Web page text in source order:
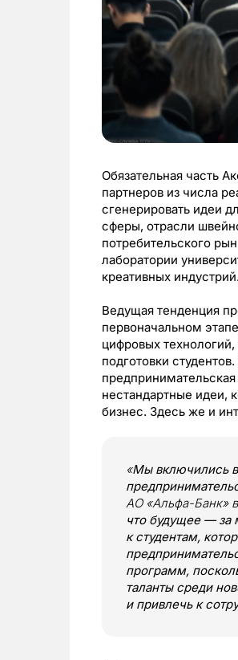
Обязательная часть
партнеров из числа
сгенерировать идеи
сферы, отрасли
потребительского
лаборатории
креативных индустрий.
Ведущая тенденция
первоначальном
цифровых
подготовки
нестандартные идеи,
бизнес. Здесь же и
«Мы включились в
АО «Альфа-Банк»
что будущее — за
к студентам,
программ,
таланты среди
и привлечь к